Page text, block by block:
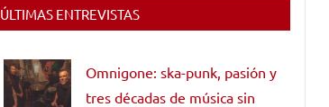
ÚLTIMAS ENTREVISTAS
Omnigone: ska-punk, pasión y
tres décadas de música sin